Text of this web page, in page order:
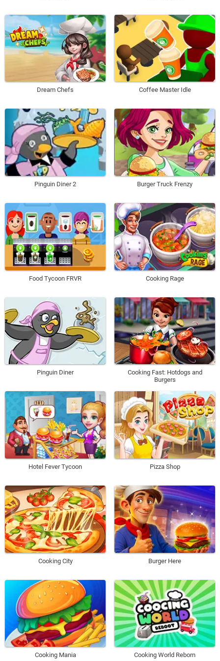
Dream Chefs Coffee Master Idle
Pinguin Diner 2 Burger Truck Frenzy
Food Tycoon FRVR Cooking Rage
Pinguin Diner
Cooking Fast: Hotdogs and
Burgers
Hotel Fever Tycoon Pizza Shop
Cooking City Burger Here
Cooking Mania Cooking World Reborn